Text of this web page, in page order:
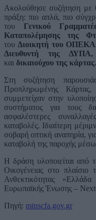
Ακολούθησε συζήτηση
πράξη: πιο απλά, πιο
του Γενικού
Καταπολέμησης της
τουΔιοικητή του
Διευθυντή της
και δικαιούχου της κάρτας.
Στη συζήτηση
Προπληρωμένης
συμμετείχαν στην
συστήματος για τους
ασφαλέστερες
καταβολές. Ιδιαίτερη
σοβαρή οπτική αναπηρία,
καταβολή της παροχής
Η δράση υλοποιείται από
Οικογένειας στο
Ανθεκτικότητας
Ευρωπαϊκής Ένωσης –
Πηγή: minscfa.gov.gr